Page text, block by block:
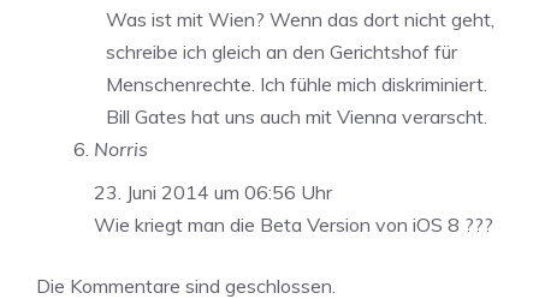
Was ist mit Wien? Wenn das dort nicht geht,
schreibe ich gleich an den Gerichtshof für
Menschenrechte. Ich fühle mich diskriminiert.
Bill Gates hat uns auch mit Vienna verarscht.
Norris
23. Juni 2014 um 06:56 Uhr
Wie kriegt man die Beta Version von iOS 8 ???
Die Kommentare sind geschlossen.